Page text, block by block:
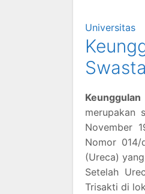
Universitas
merupakan
November
Nomor 014/
(Ureca)
Setelah
Trisakti di